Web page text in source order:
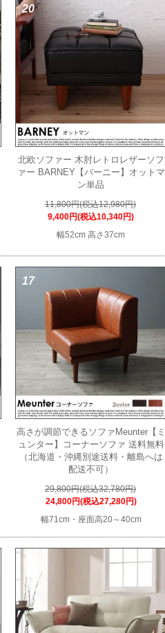
20
北欧ソファー 木肘レトロレザーソフ
ァー BARNEY【バーニー】オットマ
ン単品
11,800円(税込12,980円)
9,400円(税込10,340円)
幅52cm 高さ37cm
17
高さが調節できるソファMeunter【ミ
ュンター】コーナーソファ 送料無料
（北海道・沖縄別途送料・離島へは
配送不可）
29,800円(税込32,780円)
24,800円(税込27,280円)
幅71cm・座面高20～40cm